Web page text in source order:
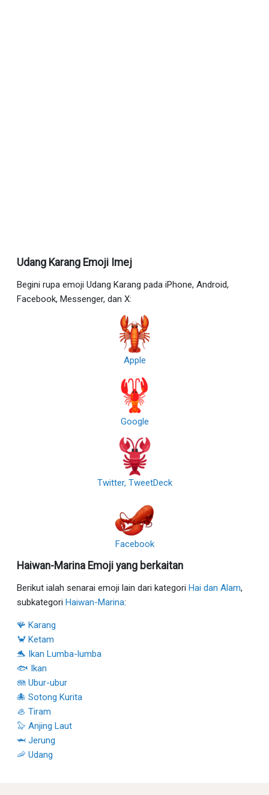
Udang Karang Emoji Imej
Begini rupa emoji Udang Karang pada iPhone, Android,
Facebook, Messenger, dan X:
Apple
Google
Twitter, TweetDeck
Facebook
Haiwan-Marina Emoji yang berkaitan
Berikut ialah senarai emoji lain dari kategori Hai dan Alam,
subkategori Haiwan-Marina:
🪸 Karang
🦀 Ketam
🐬 Ikan Lumba-lumba
🐟 Ikan
🪼 Ubur-ubur
🐙 Sotong Kurita
🦪 Tiram
🦭 Anjing Laut
🦈 Jerung
🦐 Udang